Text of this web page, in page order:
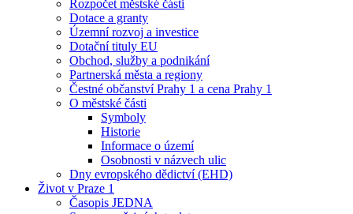
Rozpočet městské části
Dotace a granty
Územní rozvoj a investice
Dotační tituly EU
Obchod, služby a podnikání
Partnerská města a regiony
Čestné občanství Prahy 1 a cena Prahy 1
O městské části
Symboly
Historie
Informace o území
Osobnosti v názvech ulic
Dny evropského dědictví (EHD)
Život v Praze 1
Časopis JEDNA